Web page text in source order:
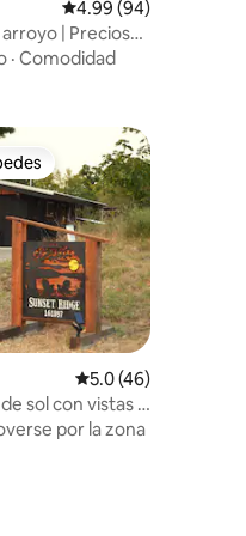
Calificación
4.99 (94)
| Preciosas
· Comodidad
preferido
Calificación
5.0 (46)
sol con vistas al
por la zona